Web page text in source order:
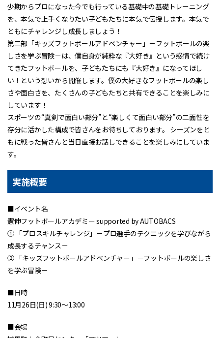
少期からプロになった今でも行っている基礎中の基礎トレーニング
を、本気で上手くなりたい子どもたちに本気で伝授します。本気で
ともにチャレンジし成長しましょう！
第二部「キッズフットボールアドベンチャー」－フットボールの楽
しさを学ぶ冒険－は、僕自身が純粋な『大好き』という感情で続け
てきたフットボールを、子どもたちにも『大好き』になってほし
い！という想いから開催します。僕の大好きなフットボールの楽し
さや面白さを、たくさんの子どもたちと共有できることを楽しみに
しています！
スポーツの“真剣で面白い部分”と“楽しくて面白い部分”の二面性を
存分に活かした構成で皆さんをお待ちしております。 シーズンをと
もに戦った皆さんと当日直接お話しできることを楽しみにしていま
す。
実施概要
■イベント名
憲伸フットボールアカデミー supported by AUTOBACS
① 「プロスキルチャレンジ」－プロ選手のテクニックを学びながら
成長するチャンス－
② 「キッズフットボールアドベンチャー」－フットボールの楽しさ
を学ぶ冒険－
■日時
11月26日(日) 9:30～13:00
■会場